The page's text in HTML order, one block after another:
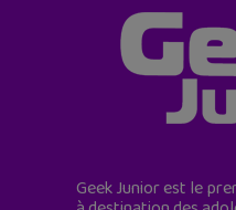
Geek Junior est le